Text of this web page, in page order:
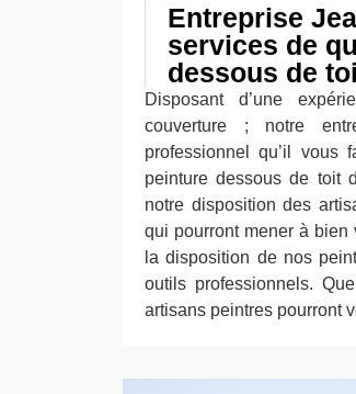
Entreprise
services de
dessous de
Disposant d’une
couverture ; notre
professionnel qu’il vous
peinture dessous de toit
notre disposition des
qui pourront mener à bien
la disposition de nos
outils professionnels.
artisans peintres pourront